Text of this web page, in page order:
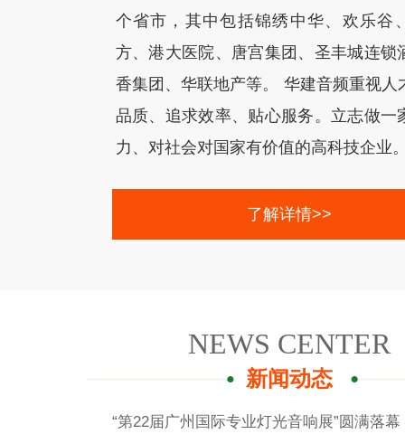
个省市，其中包括锦绣中华、欢乐谷
方、港大医院、唐宫集团、圣丰城连锁
香集团、华联地产等。 华建音频重视人
品质、追求效率、贴心服务。立志做一
力、对社会对国家有价值的高科技企业
了解详情>>
NEWS CENTER
新闻动态
“第22届广州国际专业灯光音响展”圆满落幕